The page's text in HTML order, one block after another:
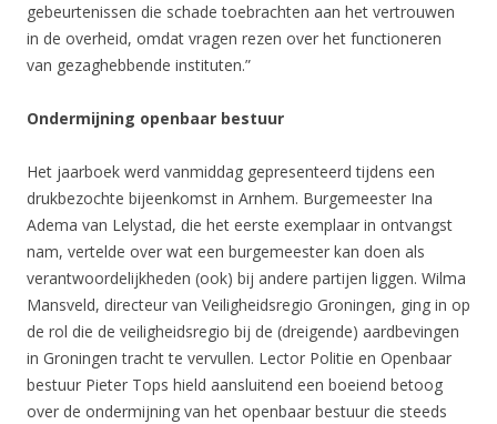
gebeurtenissen die schade toebrachten aan het vertrouwen
in de overheid, omdat vragen rezen over het functioneren
van gezaghebbende instituten.”
Ondermijning openbaar bestuur
Het jaarboek werd vanmiddag gepresenteerd tijdens een
drukbezochte bijeenkomst in Arnhem. Burgemeester Ina
Adema van Lelystad, die het eerste exemplaar in ontvangst
nam, vertelde over wat een burgemeester kan doen als
verantwoordelijkheden (ook) bij andere partijen liggen. Wilma
Mansveld, directeur van Veiligheidsregio Groningen, ging in op
de rol die de veiligheidsregio bij de (dreigende) aardbevingen
in Groningen tracht te vervullen. Lector Politie en Openbaar
bestuur Pieter Tops hield aansluitend een boeiend betoog
over de ondermijning van het openbaar bestuur die steeds